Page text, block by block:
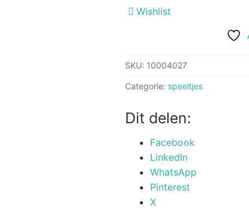
Ring
cm
Wishlist
SKU: 10004027
Categorie: speeltjes
Dit delen:
Facebook
LinkedIn
WhatsApp
Pinterest
X